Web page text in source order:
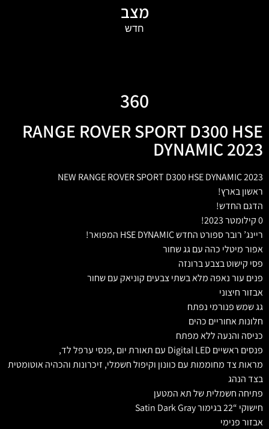
מצב
חדש
360
RANGE ROVER SPORT D300 HSE
DYNAMIC 2023
NEW RANGE ROVER SPORT D300 HSE DYNAMIC 2023
ראשון בארץ!
הדגם החדש!
0 קילומטר 2023!
ריינג’ רובר ספורט החדש HSE DYNAMIC המפואר!
אפור מיטלי כהה עם גג שחור
פסי קישוט בצבע ברונזה
פנים עור נאפה מלא בשתי צבעים קוניאק עם שחור
אבזור חיצוני
גג שמש פנורמי נפתח
חלונות אחוריים כהים
כניסה והנעה ללא מפתח
פנסים ראשיים Digital LED עם תאורת יום ,פנסי ערפל לד,
מראות צד מחוממות עם כוונון וקיפול חשמלי, זיכרונות והכהיה אוטומטית
בצד הנהג
פתיחה חשמלית של תא המטען
חישוקי “22 בגימור Satin Dark Gray
אבזור פנימי